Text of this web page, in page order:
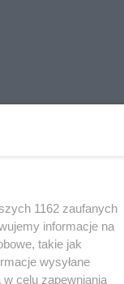
1162 zaufanych
informacje na
takie jak
wysyłane
celu zapewniania